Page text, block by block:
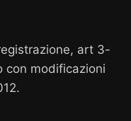
art 3-
con modificazioni